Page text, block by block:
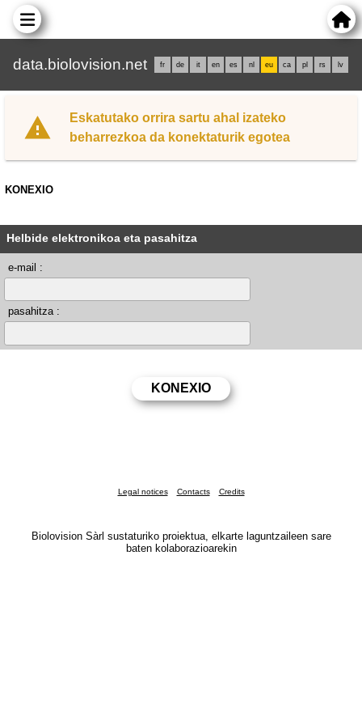
data.biolovision.net fr de it en es nl eu ca pl rs lv
Eskatutako orrira sartu ahal izateko
beharrezkoa da konektaturik egotea
KONEXIO
Helbide elektronikoa eta pasahitza
e-mail :
pasahitza :
Legal notices Contacts Credits
Biolovision Sàrl sustaturiko proiektua, elkarte laguntzaileen sare
baten kolaborazioarekin